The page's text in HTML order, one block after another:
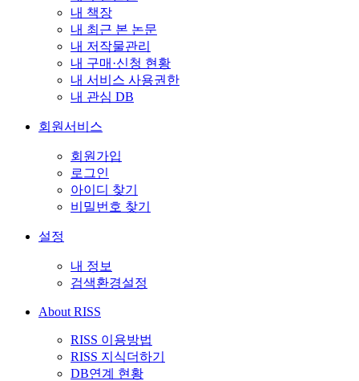
내 책장
내 최근 본 논문
내 저작물관리
내 구매·신청 현황
내 서비스 사용권한
내 관심 DB
회원서비스
회원가입
로그인
아이디 찾기
비밀번호 찾기
설정
내 정보
검색환경설정
About RISS
RISS 이용방법
RISS 지식더하기
DB연계 현황